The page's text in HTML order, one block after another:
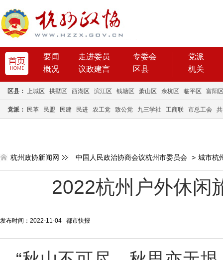
要闻 走进委员
专委会
概况
议政建言 区县
党派
机关
区县： 上城区 拱墅区 西湖区 滨江区 钱塘区 萧山区 余杭区 临平区 富阳
党派： 民革 民盟 民建 民进 农工党 致公党 九三学社 工商联 市总工会
杭州政协新闻网 中国人民政治协商会议杭州市委员会 > 城市杭
2022杭州户外休闲
发布时间：2022-11-04 都市快报